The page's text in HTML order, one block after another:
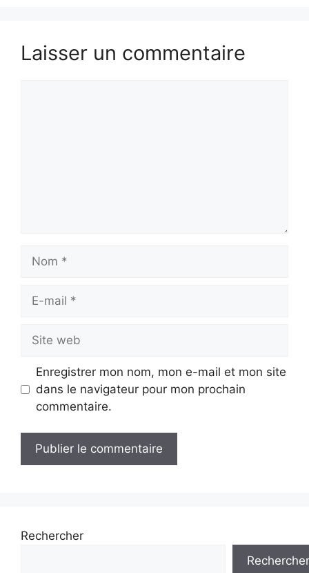
Laisser un commentaire
mail
web
Enregistrer mon nom, mon e-mail et mon site
dans le navigateur pour mon prochain
commentaire.
Rechercher
Rechercher